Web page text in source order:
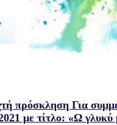
πρόσκληση Για
με τίτλο: «Ω